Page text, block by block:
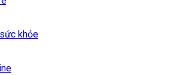
khỏe